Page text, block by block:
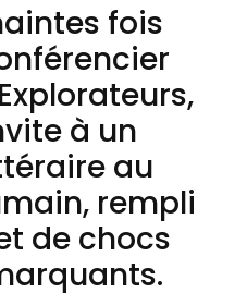
fois
à un
au
rempli
de chocs